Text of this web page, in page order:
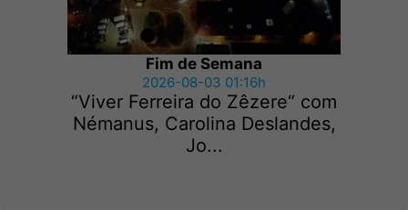
Fim de Semana
2026-08-03 01:16h
“Viver Ferreira do Zêzere“ com
Némanus, Carolina Deslandes,
Jo...